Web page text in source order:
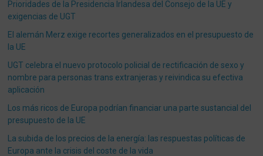
Prioridades de la Presidencia Irlandesa del Consejo de la UE y
exigencias de UGT
El alemán Merz exige recortes generalizados en el presupuesto de
la UE
UGT celebra el nuevo protocolo policial de rectificación de sexo y
nombre para personas trans extranjeras y reivindica su efectiva
aplicación
Los más ricos de Europa podrían financiar una parte sustancial del
presupuesto de la UE
La subida de los precios de la energía: las respuestas políticas de
Europa ante la crisis del coste de la vida